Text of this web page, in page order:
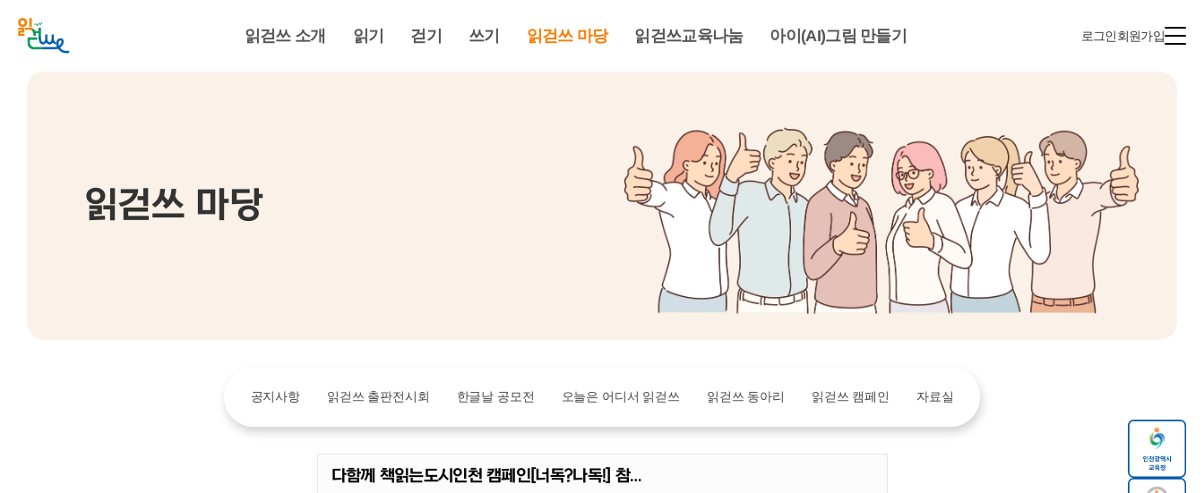
읽걷쓰 소개 읽기 걷기 쓰기 읽걷쓰 마당 읽걷쓰교육나눔 아이(AI)그림 만들기 로그인회원가입
읽걷쓰 마당
공지사항 읽걷쓰 출판전시회 한글날 공모전 오늘은 어디서 읽걷쓰 읽걷쓰 동아리 읽걷쓰 캠페인 자료실
다함께 책읽는도시인천 캠페인[너독?나독!] 참…